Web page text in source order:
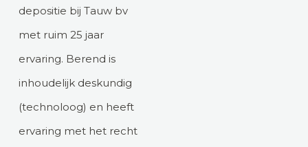
depositie bij Tauw bv
met ruim 25 jaar
ervaring. Berend is
inhoudelijk deskundig
(technoloog) en heeft
ervaring met het recht